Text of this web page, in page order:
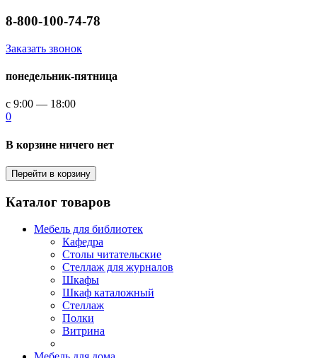
8-800-100-74-78
Заказать звонок
понедельник-пятница
с 9:00 — 18:00
0
В корзине ничего нет
Перейти в корзину
Каталог товаров
Мебель для библиотек
Кафедра
Столы читательские
Стеллаж для журналов
Шкафы
Шкаф каталожный
Стеллаж
Полки
Витрина